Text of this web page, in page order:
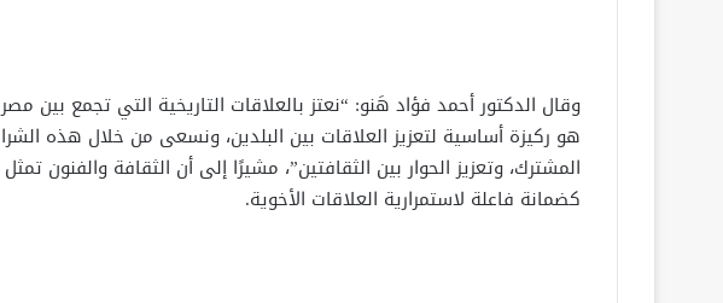
وقال الدكتور أحمد فؤاد هَنو: “نعتز بالعلاقات التاريخية التي تجمع بين
هو ركيزة أساسية لتعزيز العلاقات بين البلدين، ونسعى من خلال هذه
المشترك، وتعزيز الحوار بين الثقافتين”، مشيرًا إلى أن الثقافة والفنون
كضمانة فاعلة لاستمرارية العلاقات الأخوية.